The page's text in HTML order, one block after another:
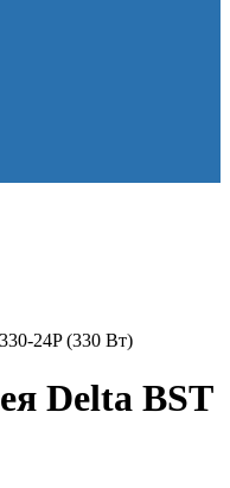
24P (330 Вт)
Delta BST